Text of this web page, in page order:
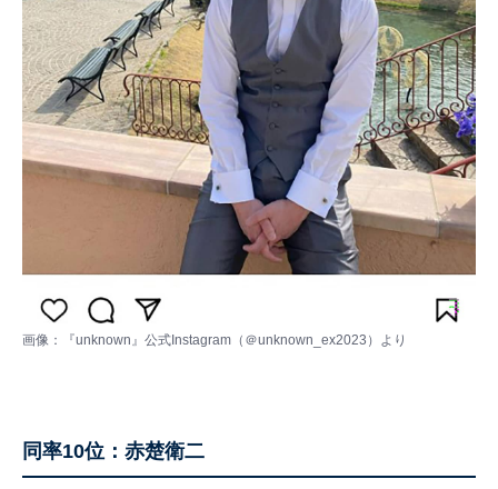
画像： 『unknown』公式Instagram（＠unknown_ex2023） より
同率10位：赤楚衛二